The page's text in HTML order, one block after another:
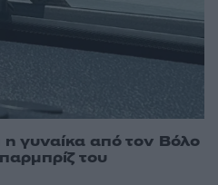
η γυναίκα από τον Βόλο
του